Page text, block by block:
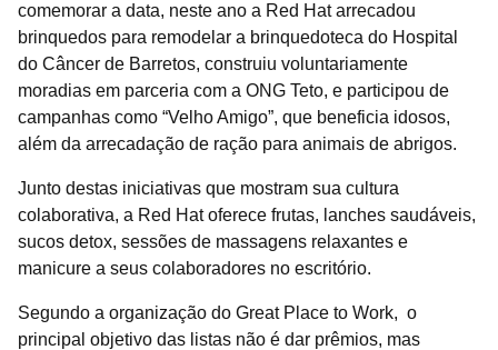
comemorar a data, neste ano a Red Hat arrecadou
brinquedos para remodelar a brinquedoteca do Hospital
do Câncer de Barretos, construiu voluntariamente
moradias em parceria com a ONG Teto, e participou de
campanhas como “Velho Amigo”, que beneficia idosos,
além da arrecadação de ração para animais de abrigos.
Junto destas iniciativas que mostram sua cultura
colaborativa, a Red Hat oferece frutas, lanches saudáveis,
sucos detox, sessões de massagens relaxantes e
manicure a seus colaboradores no escritório.
Segundo a organização do Great Place to Work, o
principal objetivo das listas não é dar prêmios, mas